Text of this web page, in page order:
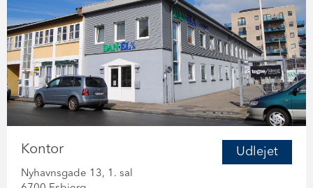
Udlejet
Kontor
Nyhavnsgade 13, 1. sal